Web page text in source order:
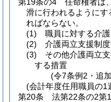
滑に行われるように
ればならない。
(1)
職員に対する介
(2)
介護両立支援制
(3)
その他介護両立
する措置
(令7条例2・追
(会計年度任用職員の1
第20条
法第22条の2第